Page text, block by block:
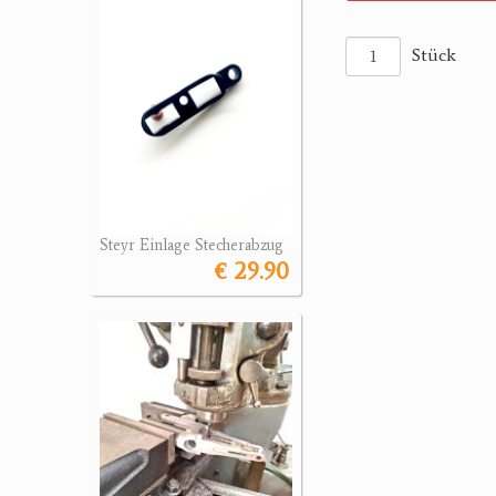
Steyr Einlage Stecherabzug
€ 29.90
Stück